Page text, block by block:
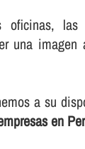
las
una
a su
en